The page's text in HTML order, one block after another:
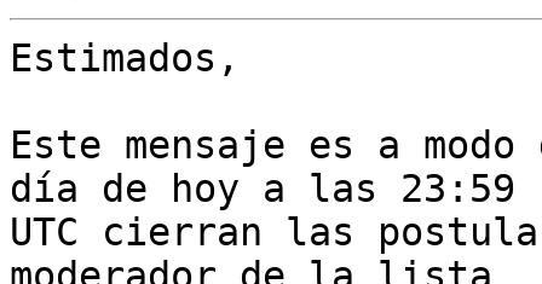
Estimados,
Este mensaje es a
día de hoy a las 23:59
UTC cierran las